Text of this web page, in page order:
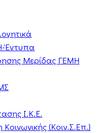
Έντυπα
Μερίδας ΓΕΜΗ
Ι.Κ.Ε.
(Κοιν.Σ.Επ.)